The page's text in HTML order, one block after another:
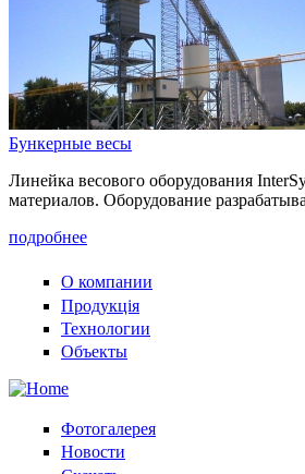
Бункерные весы
Линейка весового оборудования
материалов. Оборудование
подробнее
О компании
Продукція
Технологии
Объекты
Фотогалерея
Новости